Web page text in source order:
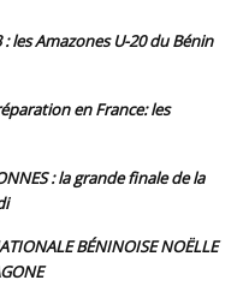
: les Amazones U-20 du Bénin
en France: les
: la grande finale de la
BÉNINOISE NOËLLE